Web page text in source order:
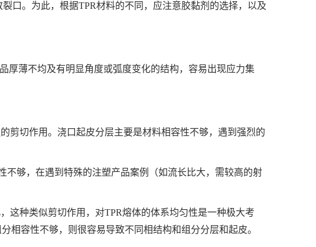
口。为此，根据TPR材料的不同，应注意胶黏剂的选择，以及
厚薄不均及有明显角度或弧度变化的结构，容易出现应力集
剪切作用。浇口起皮分层主要是材料相容性不够，遇到强烈的
不够，在遇到特殊的注塑产品案例（如流长比大，需较高的射
这种类似剪切作用，对TPR熔体的体系均匀性是一种极大考
相容性不够，则很容易导致不同相结构和组分分层和起皮。